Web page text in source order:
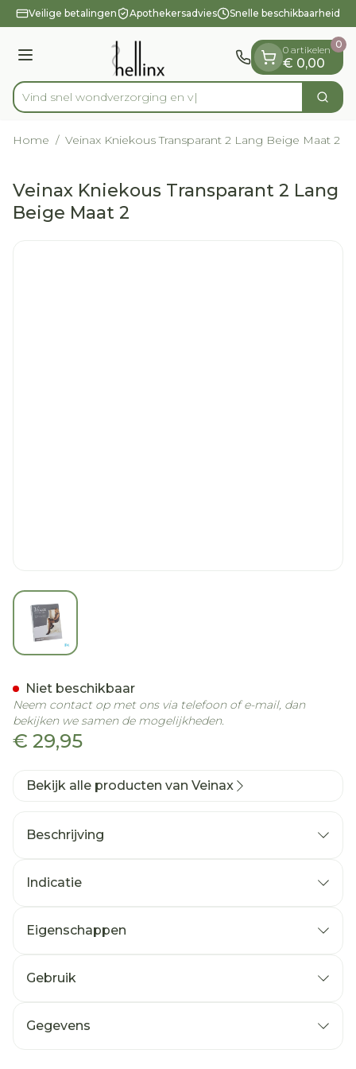
Ga naar de inhoud
1 van 1
Veilige betalingen Apothekersadvies Snelle beschikbaarheid
Menu
Product, merk, categorie...
Vind snel wondverzorg Zoek
0 artikelen
€ 0,00
0
Home / Veinax Kniekous Transparant 2 Lang Beige Maat 2
Veinax Kniekous Transparant 2 Lang
Beige Maat 2
View larger image
€ 29,95
Niet beschikbaar
Neem contact op met ons via telefoon of e-mail, dan
bekijken we samen de mogelijkheden.
Bekijk alle producten van Veinax
Beschrijving
Indicatie
Eigenschappen
Gebruik
Gegevens